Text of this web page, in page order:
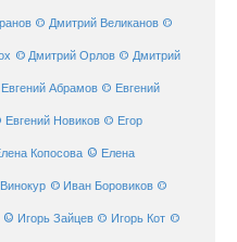
© Дмитрий Великанов ©
© Дмитрий Орлов © Дмитрий
Абрамов © Евгений
Евгений Новиков © Егор
Копосова © Елена
© Иван Боровиков ©
© Игорь Зайцев © Игорь Кот ©